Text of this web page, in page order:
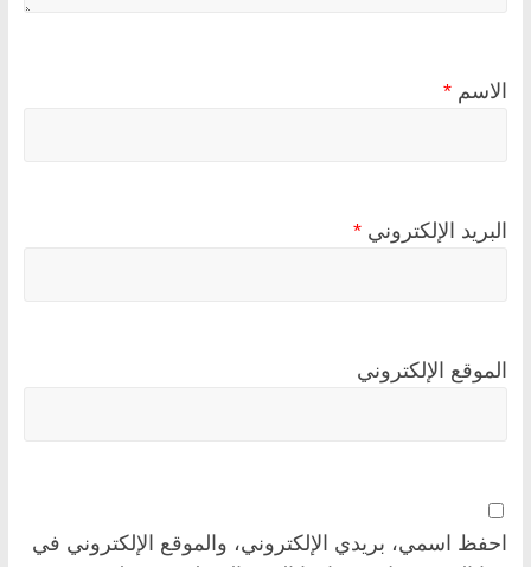
الاسم *
البريد الإلكتروني *
الموقع الإلكتروني
احفظ اسمي، بريدي الإلكتروني، والموقع الإلكتروني في